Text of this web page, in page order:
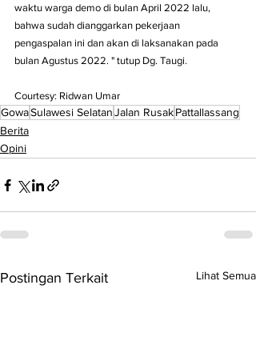
waktu warga demo di bulan April 2022 lalu,
bahwa sudah dianggarkan pekerjaan
pengaspalan ini dan akan di laksanakan pada
bulan Agustus 2022. " tutup Dg. Taugi.
Courtesy: Ridwan Umar
GowaSulawesi SelatanJalan RusakPattallassang
Berita
Opini
Postingan Terkait Lihat Semua